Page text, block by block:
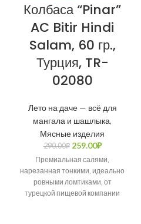
Колбаса “Pinar”
AC Bitir Hindi
Salam, 60 гр.,
Турция, TR-
02080
Лето на даче — всё для
мангала и шашлыка,
Мясные изделия
290.00₽ 259.00₽
Премиальная салями,
нарезанная тонкими, идеально
ровными ломтиками, от
турецкой пищевой компании